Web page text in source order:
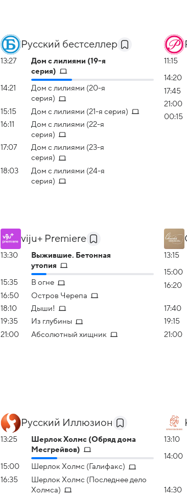
Русский бестселлер
13:27
Дом с лилиями (19-я
серия)
14:21
Дом с лилиями (20-я
серия)
15:15
Дом с лилиями (21-я серия)
16:11
Дом с лилиями (22-я
серия)
17:07
Дом с лилиями (23-я
серия)
18:03
Дом с лилиями (24-я
серия)
11:15
14:20
17:45
21:00
00:15
viju+ Premiere
13:30
Выжившие. Бетонная
утопия
15:35
В огне
16:50
Остров Черепа
18:10
Дыши!
19:35
Из глубины
21:00
Абсолютный хищник
13:15
15:00
16:20
17:40
19:15
21:00
Русский Иллюзион
13:25
Шерлок Холмс (Обряд дома
Месгрейвов)
15:00
Шерлок Холмс (Галифакс)
16:35
Шерлок Холмс (Последнее дело
Холмса)
13:10
14:00
14:30